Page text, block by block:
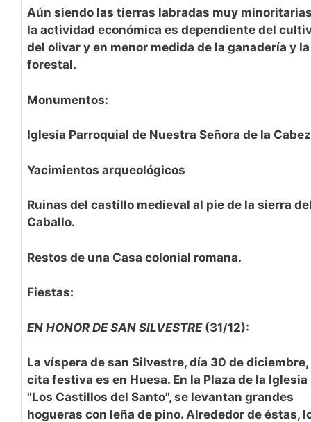
Aún siendo las tierras labradas muy
la actividad económica es dependiente del
del olivar y en menor medida de la ganadería y la
forestal.
Monumentos:
Iglesia Parroquial de Nuestra Señora de la
Yacimientos arqueológicos
Ruinas del castillo medieval al pie de la sierra
Caballo.
Restos de una Casa colonial romana.
Fiestas:
EN HONOR DE SAN SILVESTRE(31/12):
La víspera de san Silvestre, día 30 de diciembre,
cita festiva es en Huesa. En la Plaza de la Iglesia
"Los Castillos del Santo", se levantan grandes
hogueras con leña de pino. Alrededor de éstas,